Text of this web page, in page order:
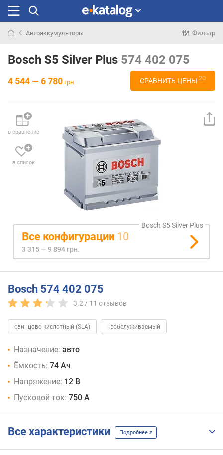
раньше
Автоаккумуляторы Фильтр
Bosch S5 Silver Plus 574 402 075
4 544 — 6 780 грн. СРАВНИТЬ ЦЕНЫ 20
в сравнение
в список
Bosch S5 Silver Plus
Все конфигурации 10
3 315 — 9 894 грн.
Bosch 574 402 075
3.2 / 11 отзывов
свинцово-кислотный (SLA) необслуживаемый
Назначение: авто
Ёмкость: 74 Ач
Напряжение: 12 В
Пусковой ток: 750 А
Все характеристики Подробнее